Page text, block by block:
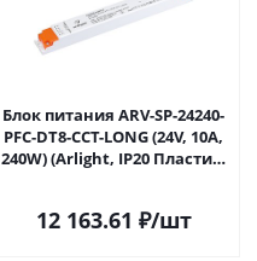
Блок питания ARV-SP-24240-
PFC-DT8-CCT-LONG (24V, 10A,
240W) (Arlight, IP20 Пластик,
12 163.61 ₽/шт